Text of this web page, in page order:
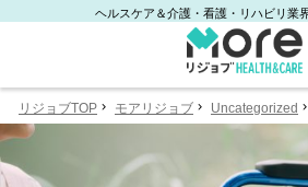
ヘルスケア＆介護・看護・リハビリ業
リジョブTOP モアリジョブ Uncategorized